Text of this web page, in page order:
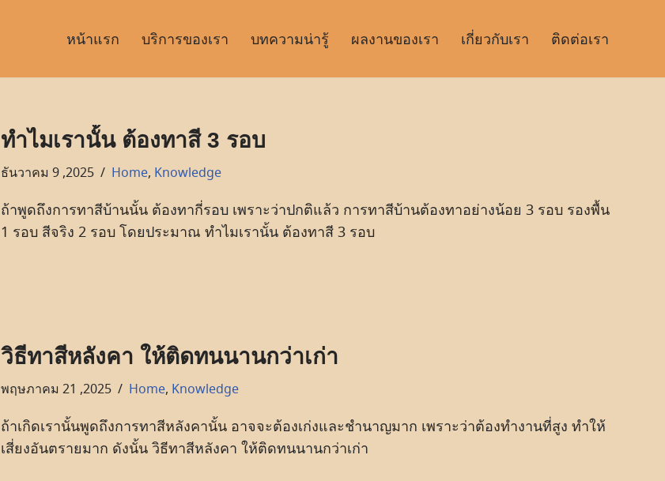
หน้าแรก บริการของเรา บทความน่ารู้ ผลงานของเรา เกี่ยวกับเรา ติดต่อเรา
ทำไมเรานั้น ต้องทาสี 3 รอบ
ธันวาคม 9 ,2025 Home, Knowledge
ถ้าพูดถึงการทาสีบ้านนั้น ต้องทากี่รอบ เพราะว่าปกติแล้ว การทาสีบ้านต้องทาอย่างน้อย 3 รอบ รองพื้น
1 รอบ สีจริง 2 รอบ โดยประมาณ ทำไมเรานั้น ต้องทาสี 3 รอบ
วิธีทาสีหลังคา ให้ติดทนนานกว่าเก่า
พฤษภาคม 21 ,2025 Home, Knowledge
ถ้าเกิดเรานั้นพูดถึงการทาสีหลังคานั้น อาจจะต้องเก่งและชำนาญมาก เพราะว่าต้องทำงานที่สูง ทำให้
เสี่ยงอันตรายมาก ดังนั้น วิธีทาสีหลังคา ให้ติดทนนานกว่าเก่า